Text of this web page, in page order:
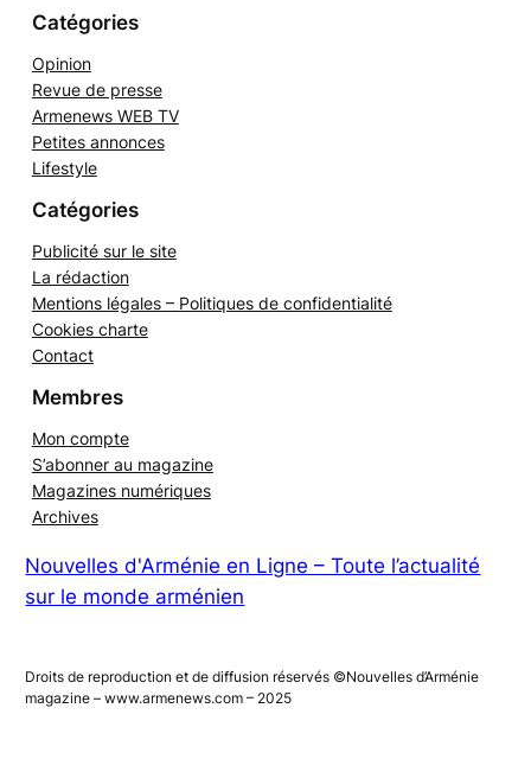
r
Opinion
Revue de presse
Armenews WEB TV
Petites annonces
Publicité sur le site
La rédaction
Mentions légales – Politiques de confidentialité
Cookies charte
Mon compte
S’abonner au magazine
Magazines numériques
Nouvelles d'Arménie en Ligne – Toute l’actualité
Droits de reproduction et de diffusion réservés ©Nouvelles d’Arménie